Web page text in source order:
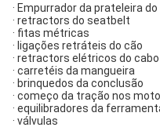
· Empurrador da prateleira
· retractors do seatbelt
· fitas métricas
· ligações retráteis do cão
· retractors elétricos do cabo
· carretéis da mangueira
· brinquedos da conclusão
· começo da tração nos
· equilibradores da
· válvulas